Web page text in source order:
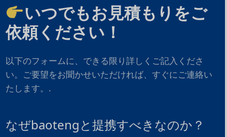
いつでもお見積もりをご
依頼ください！
以下のフォームに、できる限り詳しくご記入くださ
い。ご要望をお聞かせいただければ、すぐにご連絡い
たします。.
なぜbaotengと提携すべきなのか？